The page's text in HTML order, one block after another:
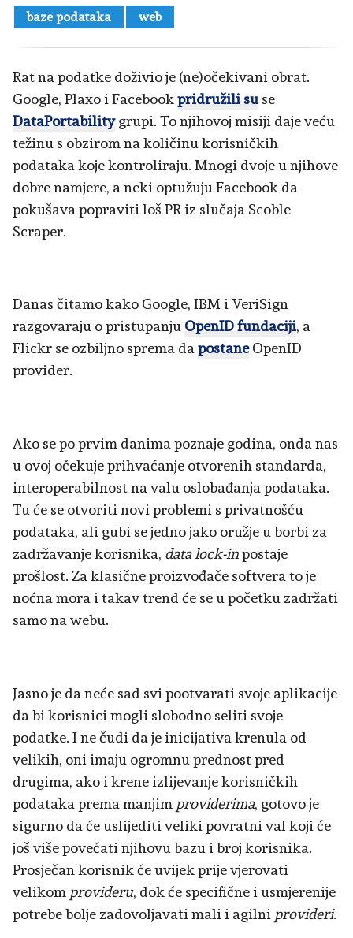
baze podataka web
Rat na podatke doživio je (ne)očekivani obrat.
Google, Plaxo i Facebook pridružili su se
DataPortabilitygrupi. To njihovoj misiji daje veću
težinu s obzirom na količinu korisničkih
podataka koje kontroliraju. Mnogi dvoje u njihove
dobre namjere, a neki optužuju Facebook da
pokušava popraviti loš PR iz slučaja Scoble
Scraper.
Danas čitamo kako Google, IBM i VeriSign
razgovaraju o pristupanju OpenID fundaciji, a
Flickr se ozbiljno sprema dapostaneOpenID
provider.
Ako se po prvim danima poznaje godina, onda nas
u ovoj očekuje prihvaćanje otvorenih standarda,
interoperabilnost na valu oslobađanja podataka.
Tu će se otvoriti novi problemi s privatnošću
podataka, ali gubi se jedno jako oružje u borbi za
zadržavanje korisnika, data lock-inpostaje
prošlost. Za klasične proizvođače softvera to je
noćna mora i takav trend će se u početku zadržati
samo na webu.
Jasno je da neće sad svi pootvarati svoje aplikacije
da bi korisnici mogli slobodno seliti svoje
podatke. I ne čudi da je inicijativa krenula od
velikih, oni imaju ogromnu prednost pred
drugima, ako i krene izlijevanje korisničkih
podataka prema manjim providerima, gotovo je
sigurno da će uslijediti veliki povratni val koji će
još više povećati njihovu bazu i broj korisnika.
Prosječan korisnik će uvijek prije vjerovati
velikom provideru, dok će specifične i usmjerenije
potrebe bolje zadovoljavati mali i agilni provideri.